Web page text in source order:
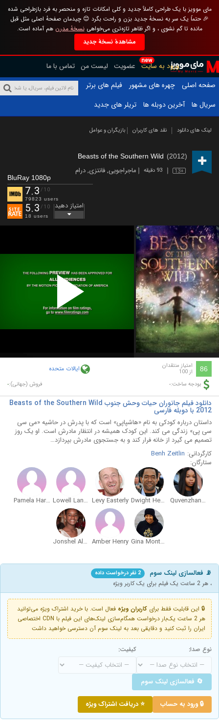
مای موویز با یک طراحی کاملاً جدید و کلی امکانات تازه و منحصر به فرد بازطراحی شده
🎉 حتماً یک سر به نسخهٔ جدید بزن و راحت بگرد 😊 چیدمان صفحهٔ اصلی مثل قبل
مانده تا گم نشوی ، و اگر ظاهر تازه‌تری می‌خواهینسخهٔ مدرن هم آماده است.
مشاهدهٔ نسخهٔ جدید
new
ورود به سایت عضویت لیست من تماس با ما
صفحه اصلی
چهره های مشهور
فیلم های برتر
سریال ها
آخرین دوبله ها تریلر های جدید
لینک های دانلود نقد های کاربران بازیگران و عوامل
Beasts of the Southern Wild (2012)
13+ 93 دقیقه ماجراجویی,فانتزی,درام
BluRay 1080p
7.3 /10
79823 users
5.3 /10
18 users
امتیاز دهید
Play
Video
86 امتیاز منتقدان
از 100 ایالات متحده
بودجه ساخت:- فروش (جهانی):-
دانلود فیلم جانوران حیات وحش جنوب Beasts of the Southern Wild
2012 با دوبله فارسی
داستان درباره کودکی به نام «هاشپاپی» است که با پدرش در حاشیه «می سی
سی پی» زندگی می کند. این کودک همیشه در انتظار مادرش است. او یک روز
تصمیم می گیرد از خانه فرار کند و به جستجوی مادرش بپردازد…
کارگردانی: Benh Zeitlin
ستارگان:
Quvenzhané Wallis
Dwight Henry
Levy Easterly
Lowell Landes
Pamela Harper
Gina Montana
Amber Henry
Jonshel Alexander
📡 فعالسازی لینک سوم 2 نفر درخواست داده
، هر 2 ساعت یک فیلم برای یک کاربر ویژه
🔒 این قابلیت فقط برای کاربران ویژه فعال است. با خرید اشتراک ویژه می‌توانید
هر 2 ساعت یک‌بار درخواست همگام‌سازی لینک‌های این فیلم با CDN اختصاصی
ایران را ثبت کنید و دقایقی بعد به لینک سوم آن دسترسی خواهید داشت
نوع صدا: کیفیت:
🔄 فعالسازی لینک سوم
🔒 ورود به حساب ⭐ دریافت اشتراک ویژه